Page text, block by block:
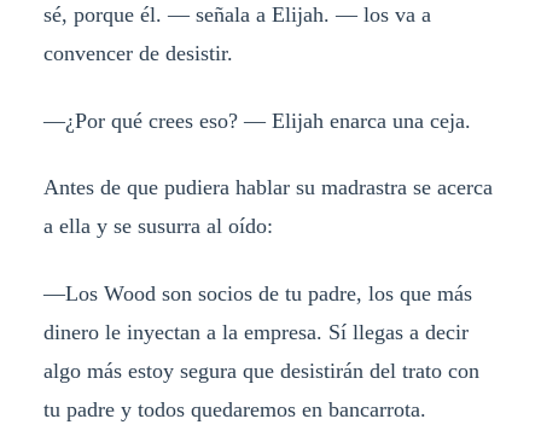
sé, porque él. — señala a Elijah. — los va a
convencer de desistir.
—¿Por qué crees eso? — Elijah enarca una ceja.
Antes de que pudiera hablar su madrastra se acerca
a ella y se susurra al oído:
—Los Wood son socios de tu padre, los que más
dinero le inyectan a la empresa. Sí llegas a decir
algo más estoy segura que desistirán del trato con
tu padre y todos quedaremos en bancarrota.